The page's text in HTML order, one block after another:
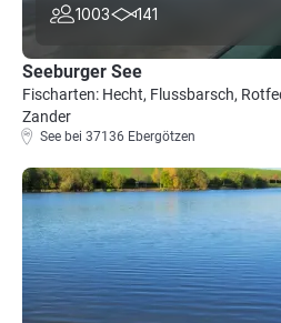
1003 141
Seeburger See
Fischarten: Hecht, Flussbarsch,
Zander
See bei 37136 Ebergötzen